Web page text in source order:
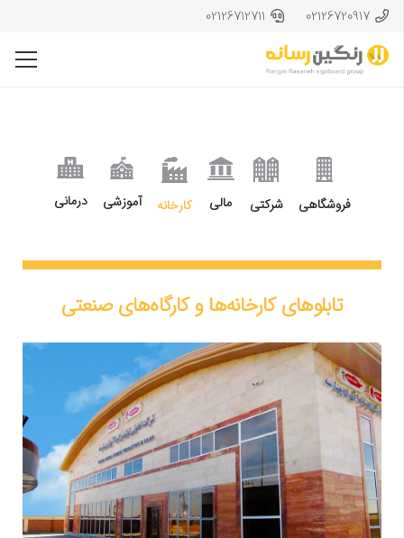
02126720917
02126712711
فروشگاهی شرکتی مالی کارخانه آموزشی درمانی
تابلوهای کارخانه‌ها و کارگاه‌های صنعتی